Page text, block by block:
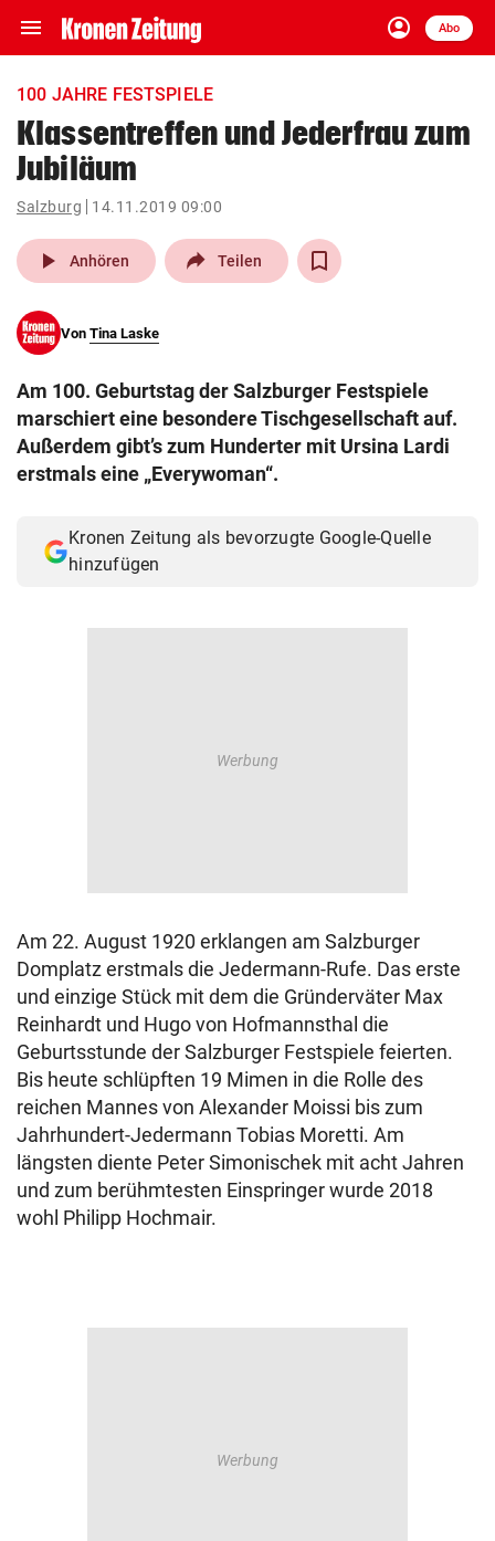
menu Navigation
ein-/ausklappen
account_circle
Anmelden
Abo
close Schließen
account_circle Anmelden
pin_drop
Wien arrow_right
search
eingeben
Muthgasse 2, 1190 Wien
100 JAHRE FESTSPIELE
Klassentreffen und Jederfrau zum
Jubiläum
Salzburg 14.11.2019 09:00
play_arrow Anhören Teilen
Von Tina Laske
Am 100. Geburtstag der Salzburger Festspiele
marschiert eine besondere Tischgesellschaft auf.
Außerdem gibt’s zum Hunderter mit Ursina Lardi
erstmals eine „Everywoman“.
Kronen Zeitung als bevorzugte Google-Quelle
hinzufügen
Am 22. August 1920 erklangen am Salzburger
Domplatz erstmals die Jedermann-Rufe. Das erste
und einzige Stück mit dem die Gründerväter Max
Reinhardt und Hugo von Hofmannsthal die
Geburtsstunde der Salzburger Festspiele feierten.
Bis heute schlüpften 19 Mimen in die Rolle des
reichen Mannes von Alexander Moissi bis zum
Jahrhundert-Jedermann Tobias Moretti. Am
längsten diente Peter Simonischek mit acht Jahren
und zum berühmtesten Einspringer wurde 2018
wohl Philipp Hochmair.